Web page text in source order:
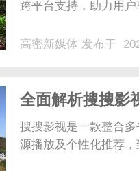
跨平台支持，助力用
高密新媒体 发布于
全面解析搜搜影
诀
搜搜影视是一款整合
源播放及个性化推荐